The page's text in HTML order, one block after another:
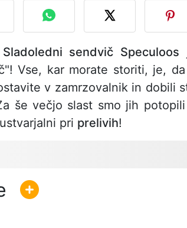
sendvič Speculoos
Vse, kar morate storiti, je,
v zamrzovalnik in dobili
še večjo slast smo jih
pri prelivih!